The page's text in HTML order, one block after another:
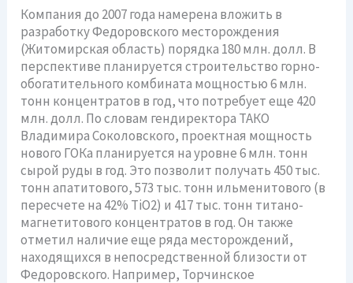
Компания до 2007 года намерена вложить в
разработку Федоровского месторождения
(Житомирская область) порядка 180 млн. долл. В
перспективе планируется строительство горно-
обогатительного комбината мощностью 6 млн.
тонн концентратов в год, что потребует еще 420
млн. долл. По словам гендиректора ТАКО
Владимира Соколовского, проектная мощность
нового ГОКа планируется на уровне 6 млн. тонн
сырой руды в год. Это позволит получать 450 тыс.
тонн апатитового, 573 тыс. тонн ильменитового (в
пересчете на 42% TiO2) и 417 тыс. тонн титано-
магнетитового концентратов в год. Он также
отметил наличие еще ряда месторождений,
находящихся в непосредственной близости от
Федоровского. Например, Торчинское